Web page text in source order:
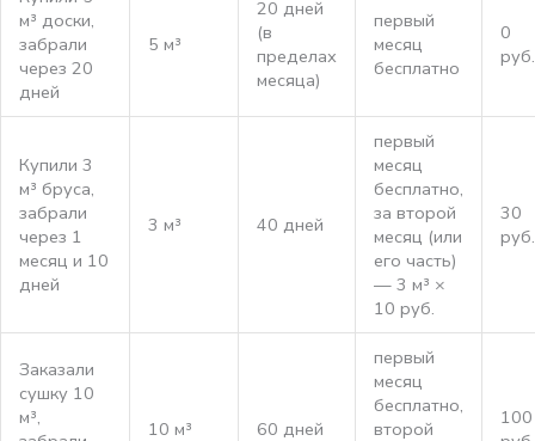
м³ доски,
забрали
через 20
дней
5 м³
20 дней
(в
пределах
месяца)
первый
месяц
бесплатно
0
руб.
Купили 3
м³ бруса,
забрали
через 1
месяц и 10
дней
3 м³ 40 дней
первый
месяц
бесплатно,
за второй
месяц (или
его часть)
— 3 м³ ×
10 руб.
30
руб.
Заказали
сушку 10
м³,
10 м³ 60 дней
первый
месяц
бесплатно,
второй
100